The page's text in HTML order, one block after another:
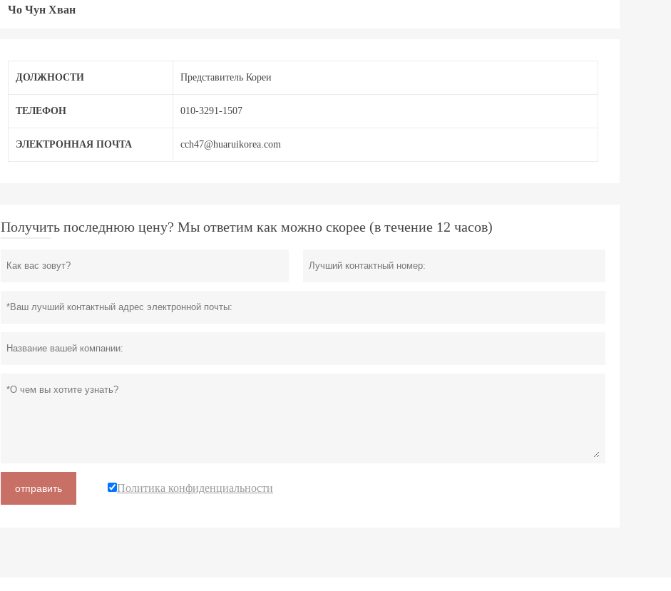
Чо Чун Хван
ДОЛЖНОСТИ Представитель Кореи
ТЕЛЕФОН 010-3291-1507
ЭЛЕКТРОННАЯ ПОЧТА cch47@huaruikorea.com
Получить последнюю цену? Мы ответим как можно скорее (в течение 12 часов)
отправить Политика конфиденциальности